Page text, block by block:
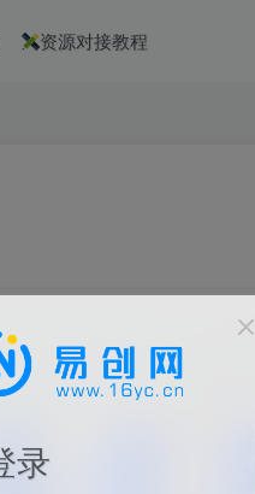
资源对接教程
录